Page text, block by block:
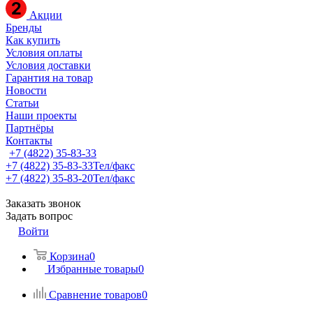
Акции
Бренды
Как купить
Условия оплаты
Условия доставки
Гарантия на товар
Новости
Статьи
Наши проекты
Партнёры
Контакты
+7 (4822) 35-83-33
+7 (4822) 35-83-33Тел/факс
+7 (4822) 35-83-20Тел/факс
Заказать звонок
Задать вопрос
Войти
Корзина0
Избранные товары0
Сравнение товаров0